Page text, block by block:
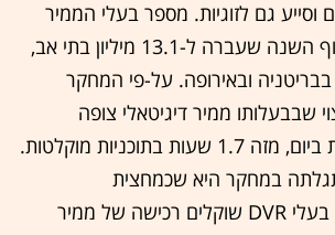
גם לזוגיות. מספר בעלי הממיר
של NDS הגיע בסוף השנה שעברה ל-13.1 מיליון בתי אב,
ובאירופה. על-פי המחקר
שבבעלותו ממיר דיגיטאלי צופה
בטלוויזיה 3.7 שעות ביום, מזה 1.7 שעות בתוכניות מוקלטות.
במחקר היא שכמחצית
מהאמריקנים שהם בעלי DVR שוקלים רכישה של ממיר